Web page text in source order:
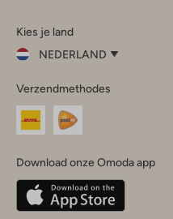
InstagramFacebook
Kies je land
NEDERLAND
je
land
Nederland
Belgique(Français)
Deutschland
Verzendmethodes
Download onze Omoda app